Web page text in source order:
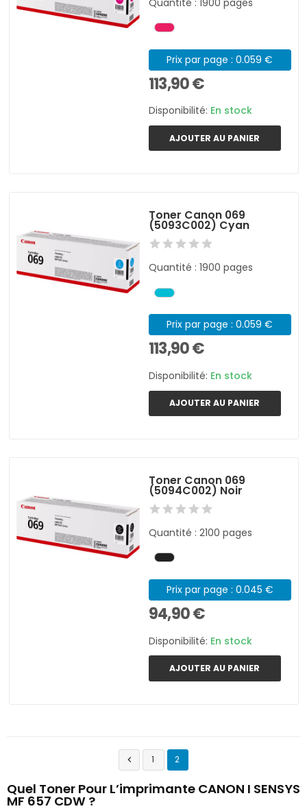
Prix par page : 0.059 €
113,90 €
Disponibilité: En stock
AJOUTER AU PANIER
Toner Canon 069
(5093C002) Cyan
Quantité : 1900 pages
Prix par page : 0.059 €
113,90 €
Disponibilité: En stock
AJOUTER AU PANIER
Toner Canon 069
(5094C002) Noir
Quantité : 2100 pages
Prix par page : 0.045 €
94,90 €
Disponibilité: En stock
AJOUTER AU PANIER
 1 2
Quel Toner Pour L’imprimante CANON I SENSYS
MF 657 CDW ?